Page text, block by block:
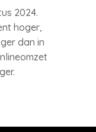
2024.
hoger,
dan in